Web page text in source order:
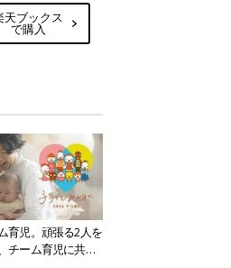
天ブックス
で購入
育児。頑張る2人を
チーム育児に共感